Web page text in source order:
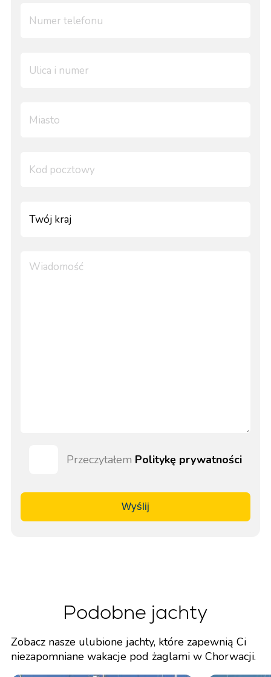
Przeczytałem Politykę prywatności
Wyślij
Podobne jachty
Zobacz nasze ulubione jachty, które zapewnią Ci
niezapomniane wakacje pod żaglami w Chorwacji.